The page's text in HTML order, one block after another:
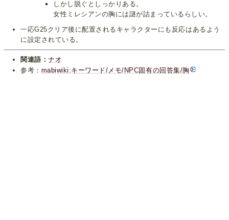
しかし脱ぐとしっかりある。
女性ミレシアンの胸には謎が詰まっているらしい。
一応G25クリア後に配置されるキャラクターにも反応はあるよう
に設定されている。
関連語：ナオ
参考： mabiwiki:キーワード/メモ/NPC固有の回答集/胸